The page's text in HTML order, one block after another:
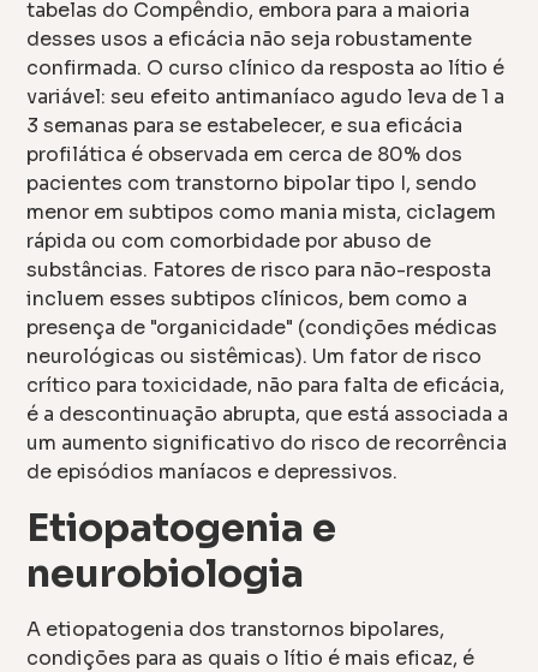
tabelas do Compêndio, embora para a maioria
desses usos a eficácia não seja robustamente
confirmada. O curso clínico da resposta ao lítio é
variável: seu efeito antimaníaco agudo leva de 1 a
3 semanas para se estabelecer, e sua eficácia
profilática é observada em cerca de 80% dos
pacientes com transtorno bipolar tipo I, sendo
menor em subtipos como mania mista, ciclagem
rápida ou com comorbidade por abuso de
substâncias. Fatores de risco para não-resposta
incluem esses subtipos clínicos, bem como a
presença de "organicidade" (condições médicas
neurológicas ou sistêmicas). Um fator de risco
crítico para toxicidade, não para falta de eficácia,
é a descontinuação abrupta, que está associada a
um aumento significativo do risco de recorrência
de episódios maníacos e depressivos.
Etiopatogenia e
neurobiologia
A etiopatogenia dos transtornos bipolares,
condições para as quais o lítio é mais eficaz, é